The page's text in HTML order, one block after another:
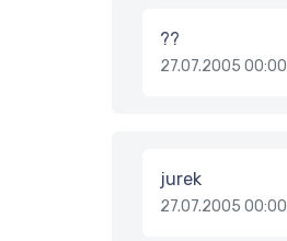
??
27.07.2005 00:00
jurek
27.07.2005 00:00